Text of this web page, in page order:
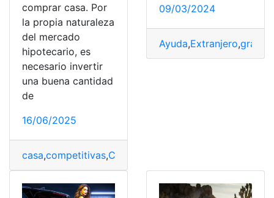
comprar casa. Por
la propia naturaleza
del mercado
hipotecario, es
necesario invertir
una buena cantidad
de
16/06/2025
casa,competitivas,Comprar
09/03/2024
Ayuda,Extranjero,gran